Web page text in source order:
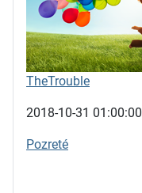
TheTrouble
2018-10-31 01:00:00
Pozreté